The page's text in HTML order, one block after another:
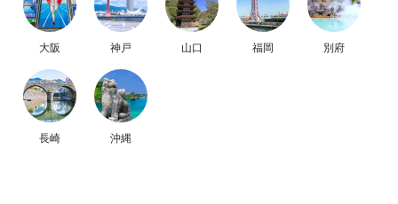
大阪 神戸 山口 福岡 別府
長崎 沖縄